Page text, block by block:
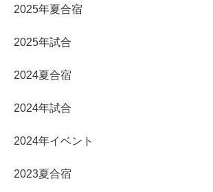
2025年夏合宿
2025年試合
2024夏合宿
2024年試合
2024年イベント
2023夏合宿